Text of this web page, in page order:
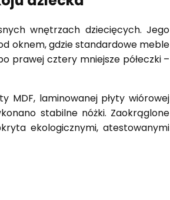
wnętrzach dziecięcych. Jego
oknem, gdzie standardowe meble
prawej cztery mniejsze półeczki –
MDF, laminowanej płyty wiórowej
stabilne nóżki. Zaokrąglone
ekologicznymi, atestowanymi